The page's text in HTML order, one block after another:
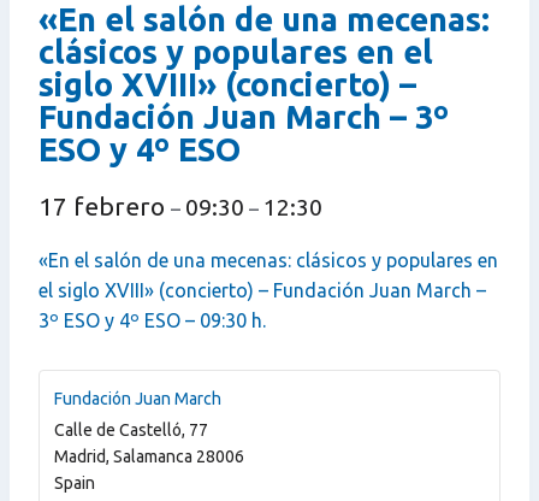
«En el salón de una mecenas:
clásicos y populares en el
siglo XVIII» (concierto) –
Fundación Juan March – 3º
ESO y 4º ESO
17 febrero – 09:30 – 12:30
«En el salón de una mecenas: clásicos y populares en
el siglo XVIII» (concierto) – Fundación Juan March –
3º ESO y 4º ESO – 09:30 h.
Fundación Juan March
Calle de Castelló, 77
Madrid, Salamanca 28006
Spain